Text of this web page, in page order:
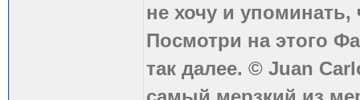
не хочу и
Посмотри на этого
так далее. © Juan